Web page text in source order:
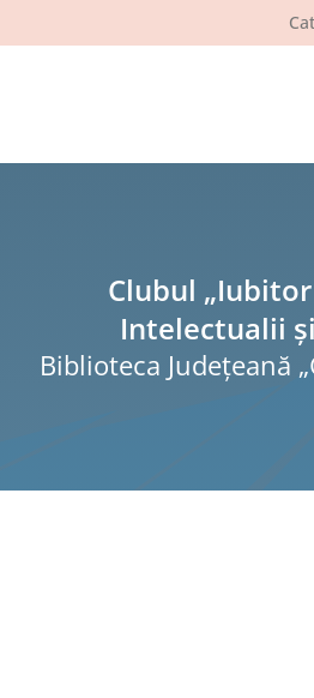
Clubul „Iubitor
Intelectualii
Biblioteca Judeţeană